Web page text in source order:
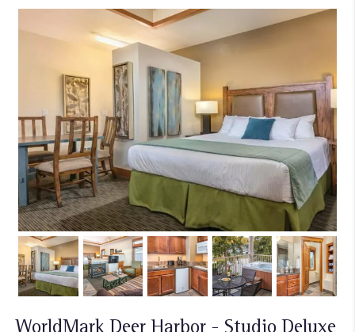
WorldMark Deer Harbor - Studio Deluxe